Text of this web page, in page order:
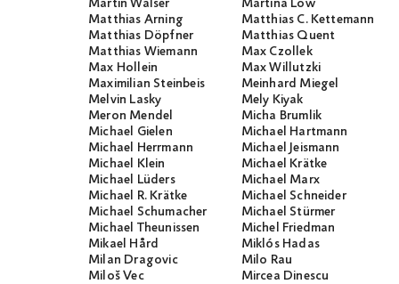
Martin Walser
Martina Löw
Matthias Arning
Matthias C. Kettemann
Matthias Döpfner
Matthias Quent
Matthias Wiemann
Max Czollek
Max Hollein
Max Willutzki
Maximilian Steinbeis
Meinhard Miegel
Melvin Lasky
Mely Kiyak
Meron Mendel
Micha Brumlik
Michael Gielen
Michael Hartmann
Michael Herrmann
Michael Jeismann
Michael Klein
Michael Krätke
Michael Lüders
Michael Marx
Michael R. Krätke
Michael Schneider
Michael Schumacher
Michael Stürmer
Michael Theunissen
Michel Friedman
Mikael Hård
Miklós Hadas
Milan Dragovic
Milo Rau
Miloš Vec
Mircea Dinescu